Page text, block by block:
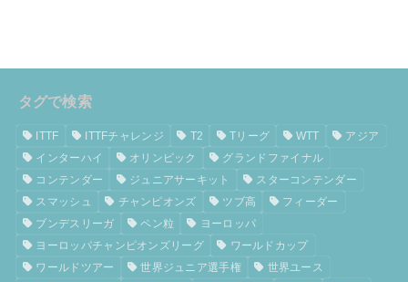
タグで検索
ITTF ITTFチャレンジ T2 Tリーグ WTT
アジア
インターハイ
オリンピック
グランドファイナル
コンテンダー
ジュニアサーキット
スターコンテンダー
スマッシュ
チャンピオンズ ツブ高
フィーダー
ブンデスリーガ
ペン粒
ヨーロッパ
ヨーロッパチャンピオンズリーグ
ワールドカップ
ワールドツアー
世界ジュニア選手権
世界ユース